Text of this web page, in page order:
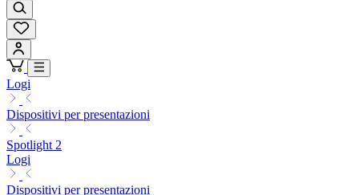
Logi
Dispositivi per presentazioni
Spotlight 2
Logi
Dispositivi per presentazioni